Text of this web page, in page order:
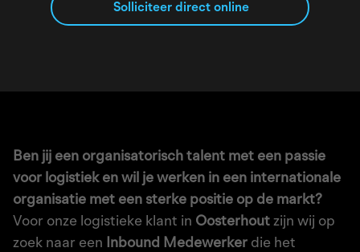
Solliciteer direct online
Ben jij een organisatorisch talent met een passie
voor logistiek en wil je werken in een internationale
organisatie met een sterke positie op de markt?
Voor onze logistieke klant in Oosterhout zijn wij op
zoek naar een
Inbound Medewerker die het